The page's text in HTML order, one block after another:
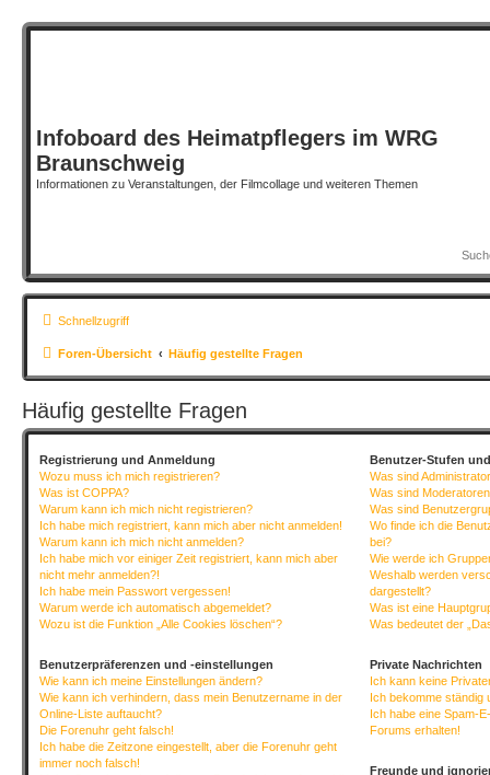
Infoboard des Heimatpflegers im WRG
Braunschweig
Informationen zu Veranstaltungen, der Filmcollage und weiteren Themen
Schnellzugriff
Foren-Übersicht Häufig gestellte Fragen
Häufig gestellte Fragen
Registrierung und Anmeldung
Wozu muss ich mich registrieren?
Was ist COPPA?
Warum kann ich mich nicht registrieren?
Ich habe mich registriert, kann mich aber nicht anmelden!
Warum kann ich mich nicht anmelden?
Ich habe mich vor einiger Zeit registriert, kann mich aber
nicht mehr anmelden?!
Ich habe mein Passwort vergessen!
Warum werde ich automatisch abgemeldet?
Wozu ist die Funktion „Alle Cookies löschen“?
Benutzerpräferenzen und -einstellungen
Wie kann ich meine Einstellungen ändern?
Wie kann ich verhindern, dass mein Benutzername in der
Online-Liste auftaucht?
Die Forenuhr geht falsch!
Ich habe die Zeitzone eingestellt, aber die Forenuhr geht
immer noch falsch!
Benutzer-Stufen
Was sind
Was sind
Was sind
Wo finde ich die
bei?
Wie werde ich
Weshalb werden
dargestellt?
Was ist eine
Was bedeutet der
Private Nachrichten
Ich kann keine
Ich bekomme ständig
Ich habe eine Spam-
Forums erhalten!
Freunde und